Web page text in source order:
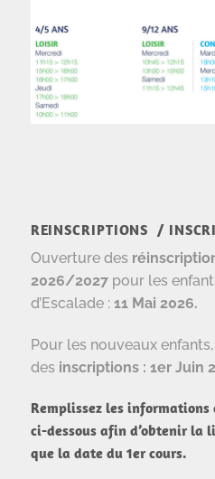
REINSCRIPTIONS /
Ouverture des
2026/2027pour les
d’Escalade : 11 Mai 2026.
Pour les nouveaux
des inscriptions : 1er Juin
Remplissez les
ci-dessous afin d’obtenir la
que la date du 1er cours.